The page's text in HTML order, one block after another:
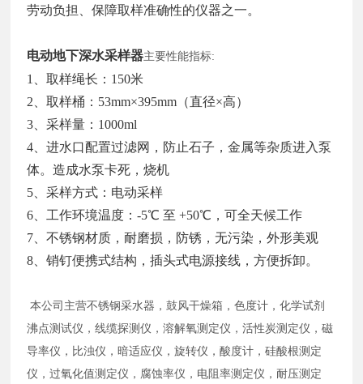
劳动负担、保障取样准确性的仪器之一。
电动地下深水采样器主要性能指标:
1、取样绳长：150米
2、取样桶：53mm×395mm（直径×高）
3、采样量：1000ml
4、进水口配置过滤网，防止石子，金属等杂质进入泵
体。造成水泵卡死，烧机
5、采样方式：电动采样
6、工作环境温度：-5℃ 至 +50℃，可全天候工作
7、不锈钢材质，耐磨损，防锈，无污染，外形美观
8、销钉便携式结构，插头式电源接线，方便拆卸。
本公司主营不锈钢采水器，鼓风干燥箱，色度计，化学试剂
沸点测试仪，线缆探测仪，溶解氧测定仪，活性炭测定仪，磁
导率仪，比浊仪，暗适应仪，旋转仪，酸度计，硅酸根测定
仪，过氧化值测定仪，腐蚀率仪，电阻率测定仪，耐压测定